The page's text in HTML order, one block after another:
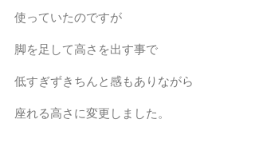
使っていたのですが
脚を足して高さを出す事で
低すぎずきちんと感もありながら
座れる高さに変更しました。